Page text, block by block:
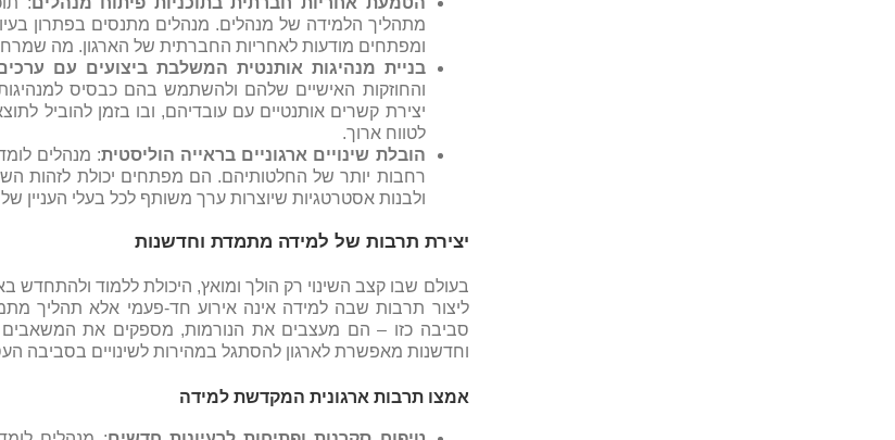
מתהליך הלמידה של מנהלים. מנהלים מתנסים בפתרון
ומפתחים מודעות לאחריות החברתית של הארגון. מה
בניית מנהיגות אותנטית המשלבת ביצועים עם
והחוזקות האישיים שלהם ולהשתמש בהם כבסיס
יצירת קשרים אותנטיים עם עובדיהם, ובו בזמן להוביל
לטווח ארוך.
הובלת שינויים ארגוניים בראייה הוליסטית: מנהלים
רחבות יותר של החלטותיהם. הם מפתחים יכולת לזהות
ולבנות אסטרטגיות שיוצרות ערך משותף לכל בעלי העניין של
יצירת תרבות של למידה מתמדת וחדשנות
בעולם שבו קצב השינוי רק הולך ומואץ, היכולת ללמוד ולהתחדש
ליצור תרבות שבה למידה אינה אירוע חד-פעמי אלא תהליך
סביבה כזו – הם מעצבים את הנורמות, מספקים את
וחדשנות מאפשרת לארגון להסתגל במהירות לשינויים בסביבה
אמצו תרבות ארגונית המקדשת למידה